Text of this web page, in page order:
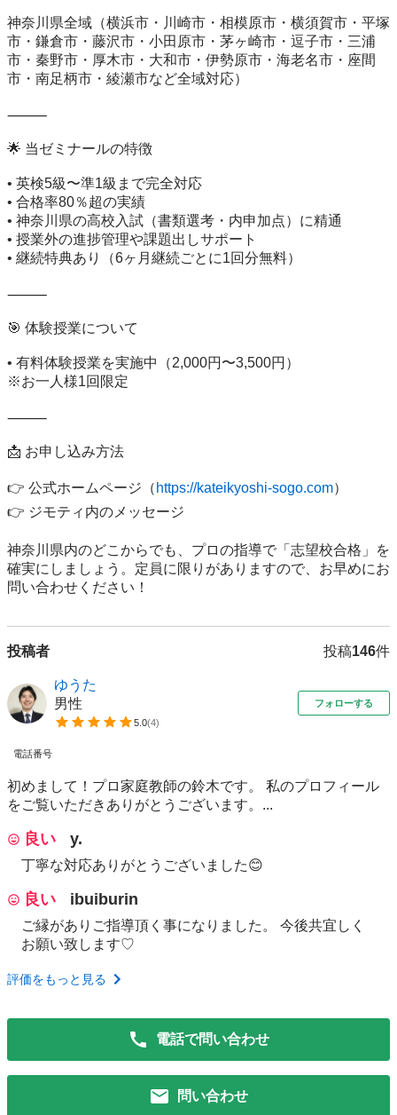
神奈川県全域（横浜市・川崎市・相模原市・横須賀市・平塚
市・鎌倉市・藤沢市・小田原市・茅ヶ崎市・逗子市・三浦
市・秦野市・厚木市・大和市・伊勢原市・海老名市・座間
市・南足柄市・綾瀬市など全域対応）
⸻
🌟 当ゼミナールの特徴
• 英検5級〜準1級まで完全対応
• 合格率80％超の実績
• 神奈川県の高校入試（書類選考・内申加点）に精通
• 授業外の進捗管理や課題出しサポート
• 継続特典あり（6ヶ月継続ごとに1回分無料）
⸻
🎯 体験授業について
• 有料体験授業を実施中（2,000円〜3,500円）
※お一人様1回限定
⸻
📩 お申し込み方法
👉 公式ホームページ（ https://kateikyoshi-sogo.com）
👉 ジモティ内のメッセージ
神奈川県内のどこからでも、プロの指導で「志望校合格」を
確実にしましょう。定員に限りがありますので、お早めにお
問い合わせください！
投稿者 投稿146件
ゆうた
男性
5.0(4)
フォローする
電話番号
初めまして！プロ家庭教師の鈴木です。 私のプロフィール
をご覧いただきありがとうございます。...
良い y.
丁寧な対応ありがとうございました😊
良い ibuiburin
ご縁がありご指導頂く事になりました。 今後共宜しく
お願い致します♡
評価をもっと見る
電話で問い合わせ
問い合わせ